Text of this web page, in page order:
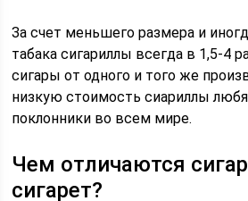
За счет меньшего размера и
табака сигариллы всегда в 1,5-4
сигары от одного и того же
низкую стоимость сиариллы
поклонники во всем мире.
Чем отличаются
сигарет?